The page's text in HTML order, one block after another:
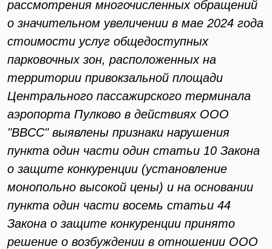
рассмотрения многочисленных обращений
о значительном увеличении в мае 2024 года
стоимости услуг общедоступных
парковочных зон, расположенных на
территории привокзальной площади
Центрального пассажирского терминала
аэропорта Пулково в действиях ООО
"ВВСС" выявлены признаки нарушения
пункта один части один статьи 10 Закона
о защите конкуренции (установление
монопольно высокой цены) и на основании
пункта один части восемь статьи 44
Закона о защите конкуренции принято
решение о возбуждении в отношении ООО